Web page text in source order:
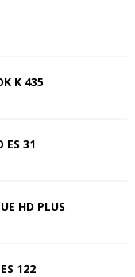
K 435
ES 31
HD PLUS
122